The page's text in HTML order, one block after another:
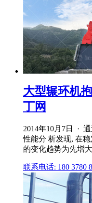
大型辗环机
丁网
2014年10月7日 ·
性能分 析发现, 在
的变化趋势为先增
联系电话: 180 3780